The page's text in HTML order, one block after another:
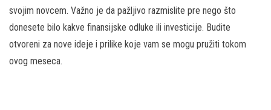
svojim novcem. Važno je da pažljivo razmislite pre nego što
donesete bilo kakve finansijske odluke ili investicije. Budite
otvoreni za nove ideje i prilike koje vam se mogu pružiti tokom
ovog meseca.